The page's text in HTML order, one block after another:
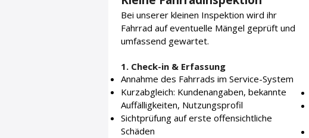
Bei unserer kleinen Inspektion wird ihr
Fahrrad auf eventuelle Mängel geprüft und
umfassend gewartet.
1. Check-in & Erfassung
Annahme des Fahrrads im Service-System
Kurzabgleich: Kundenangaben, bekannte
Auffälligkeiten, Nutzungsprofil
Sichtprüfung auf erste offensichtliche
Schäden